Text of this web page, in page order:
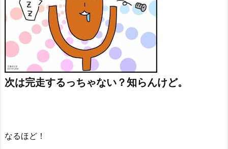
次は完走するっちゃない？知らんけど。
なるほど！